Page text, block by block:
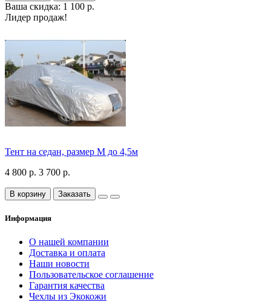
Ваша скидка: 1 100 р.
Лидер продаж!
Тент на седан, размер М до 4,5м
4 800 р. 3 700 р.
В корзину Заказать
Информация
О нашей компании
Доставка и оплата
Наши новости
Пользовательское соглашение
Гарантия качества
Чехлы из Экокожи